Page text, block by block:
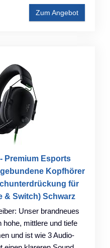
Zum Angebot
Premium Esports
Kopfhörer
für
& Switch) Schwarz
Unser brandneues
hohe, mittlere und tiefe
und ist wie 3 Audio-